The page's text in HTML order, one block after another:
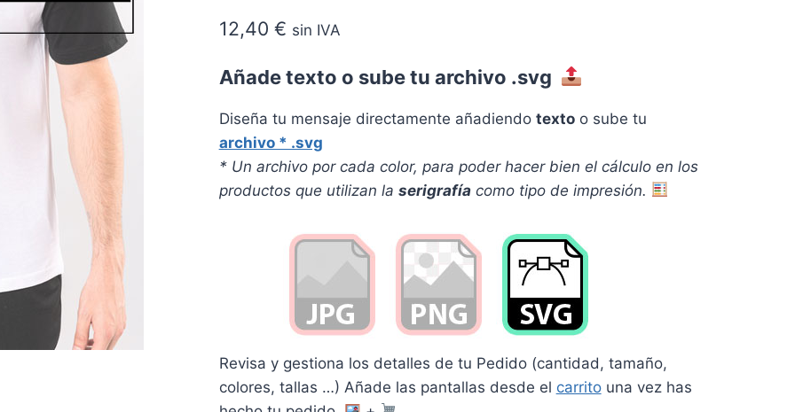
12,40 € sin IVA
Añade texto o sube tu archivo .svg
Diseña tu mensaje directamente añadiendo textoo sube tu
archivo * .svg
* Un archivo por cada color, para poder hacer bien el cálculo en los
productos que utilizan la serigrafíacomo tipo de impresión.
Revisa y gestiona los detalles de tu Pedido (cantidad, tamaño,
colores, tallas …) Añade las pantallas desde el carritouna vez has